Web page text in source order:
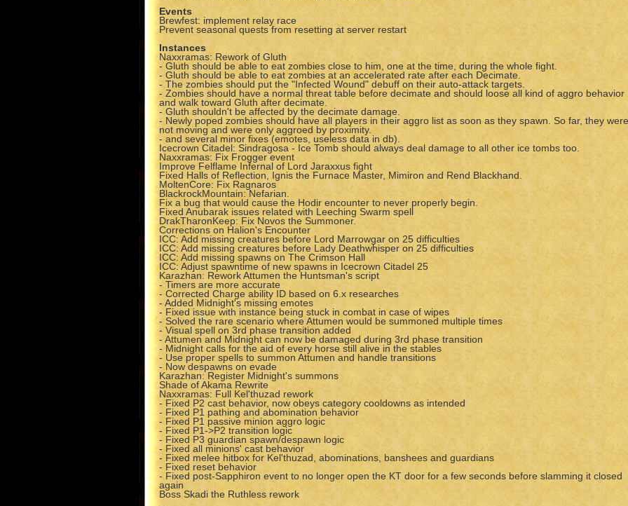
Events
Brewfest: implement relay race
Prevent seasonal quests from resetting at server restart
Instances
Naxxramas: Rework of Gluth
- Gluth should be able to eat zombies close to him, one at the time, during the whole fight.
- Gluth should be able to eat zombies at an accelerated rate after each Decimate.
- The zombies should put the "Infected Wound" debuff on their auto-attack targets.
- Zombies should have a normal threat table before decimate and should loose all kind of aggro behavior
and walk toward Gluth after decimate.
- Gluth shouldn't be affected by the decimate damage.
- Newly poped zombies should have all players in their aggro list as soon as they spawn. So far, they were
not moving and were only aggroed by proximity.
- and several minor fixes (emotes, useless data in db).
Icecrown Citadel: Sindragosa - Ice Tomb should always deal damage to all other ice tombs too.
Naxxramas: Fix Frogger event
Improve Felflame Infernal of Lord Jaraxxus fight
Fixed Halls of Reflection, Ignis the Furnace Master, Mimiron and Rend Blackhand.
MoltenCore: Fix Ragnaros
BlackrockMountain: Nefarian.
Fix a bug that would cause the Hodir encounter to never properly begin.
Fixed Anubarak issues related with Leeching Swarm spell
DrakTharonKeep: Fix Novos the Summoner.
Corrections on Halion's Encounter
ICC: Add missing creatures before Lord Marrowgar on 25 difficulties
ICC: Add missing creatures before Lady Deathwhisper on 25 difficulties
ICC: Add missing spawns on The Crimson Hall
ICC: Adjust spawntime of new spawns in Icecrown Citadel 25
Karazhan: Rework Attumen the Huntsman's script
- Timers are more accurate
- Corrected Charge ability ID based on 6.x researches
- Added Midnight's missing emotes
- Fixed issue with instance being stuck in combat in case of wipes
- Solved the rare scenario where Attumen would be summoned multiple times
- Visual spell on 3rd phase transition added
- Attumen and Midnight can now be damaged during 3rd phase transition
- Midnight calls for the aid of every horse still alive in the stables
- Use proper spells to summon Attumen and handle transitions
- Now despawns on evade
Karazhan: Register Midnight's summons
Shade of Akama Rewrite
Naxxramas: Full Kel'thuzad rework
- Fixed P2 cast behavior, now obeys category cooldowns as intended
- Fixed P1 pathing and abomination behavior
- Fixed P1 passive minion aggro logic
- Fixed P1->P2 transition logic
- Fixed P3 guardian spawn/despawn logic
- Fixed all minions' cast behavior
- Fixed melee hitbox for Kel'thuzad, abominations, banshees and guardians
- Fixed reset behavior
- Fixed post-Sapphiron event to no longer open the KT door for a few seconds before slamming it closed
again
Boss Skadi the Ruthless rework